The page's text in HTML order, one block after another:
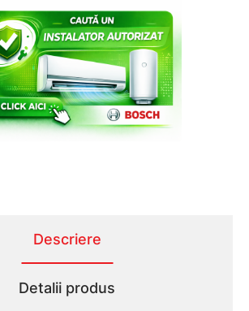
Descriere
Detalii produs